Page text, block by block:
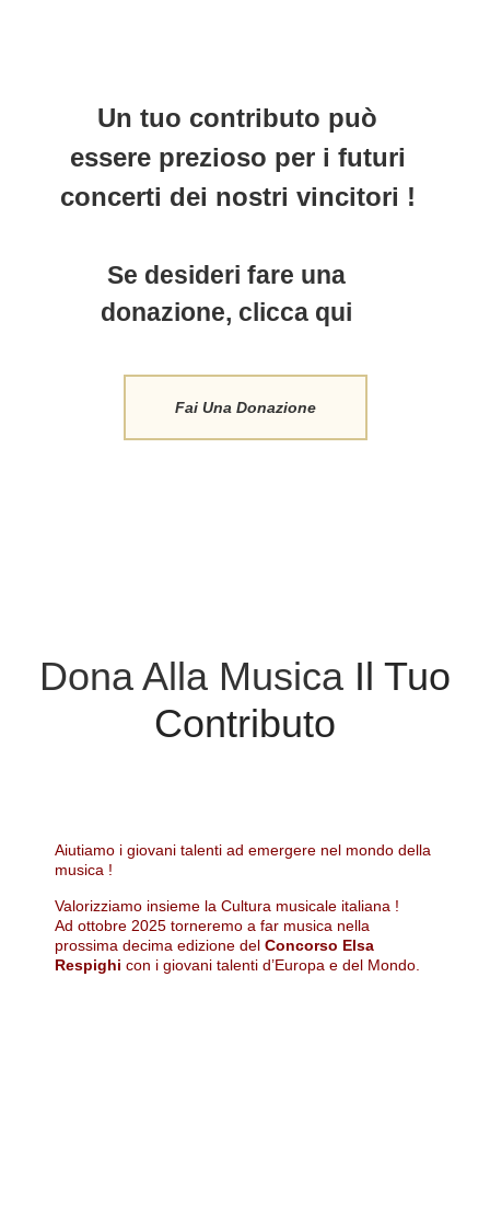
Dona Alla Musica Il Tuo
Contributo
Aiutiamo i giovani talenti ad emergere nel mondo della
musica !
Valorizziamo insieme la Cultura musicale italiana !
Ad ottobre 2025 torneremo a far musica nella
prossima decima edizione del Concorso Elsa
Respighi con i giovani talenti d’Europa e del Mondo.
Un tuo contributo può
essere prezioso per i futuri
concerti dei nostri vincitori !
Se desideri fare una
donazione, clicca qui
Fai Una Donazione